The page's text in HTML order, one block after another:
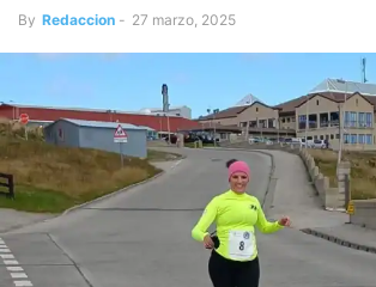
By Redaccion - 27 marzo, 2025